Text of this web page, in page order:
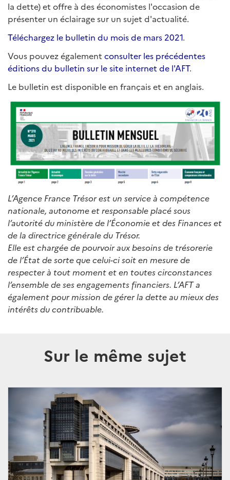
la dette) et offre à des économistes l'occasion de
présenter un éclairage sur un sujet d'actualité.
Téléchargez le bulletin du mois de mars 2021.
Vous pouvez également consulter les précédentes
éditions du bulletin sur le site internet de l'AFT.
Le bulletin est disponible en français et en anglais.
L’Agence France Trésor est un service à compétence
nationale, autonome et responsable placé sous
l’autorité du ministère de l’Économie et des Finances et
de la directrice générale du Trésor.
Elle est chargée de pourvoir aux besoins de trésorerie
de l’État de sorte que celui-ci soit en mesure de
respecter à tout moment et en toutes circonstances
l’ensemble de ses engagements financiers. L’AFT a
également pour mission de gérer la dette au mieux des
intérêts du contribuable.
Sur le même sujet